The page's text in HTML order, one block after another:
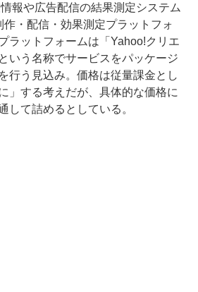
報や広告配信の結果測定システム
作・配信・効果測定プラットフォ
ラットフォームは「Yahoo!クリエ
いう名称でサービスをパッケージ
行う見込み。価格は従量課金とし
」する考えだが、具体的な価格に
して詰めるとしている。